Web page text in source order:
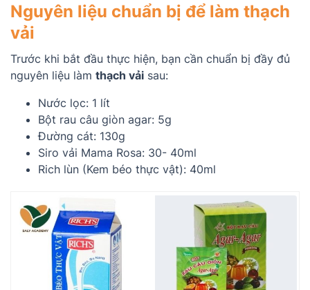
Nguyên liệu chuẩn bị để làm thạch
vải
Trước khi bắt đầu thực hiện, bạn cần chuẩn bị đầy đủ
nguyên liệu làm thạch vải sau:
Nước lọc: 1 lít
Bột rau câu giòn agar: 5g
Đường cát: 130g
Siro vải Mama Rosa: 30- 40ml
Rich lùn (Kem béo thực vật): 40ml